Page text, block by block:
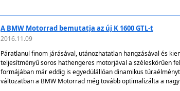
A BMW Motorrad bemutatja az új K 1600 GTL-t
2016.11.09
Páratlanul finom járásával, utánozhatatlan hangzásával és
teljesítményű soros hathengeres motorjával a széleskörűen
formájában már eddig is egyedülállóan dinamikus
változatban a BMW Motorrad még tovább optimalizálta a